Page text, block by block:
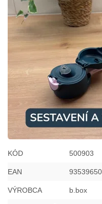
KÓD 500903
EAN
VÝROBCA b.box